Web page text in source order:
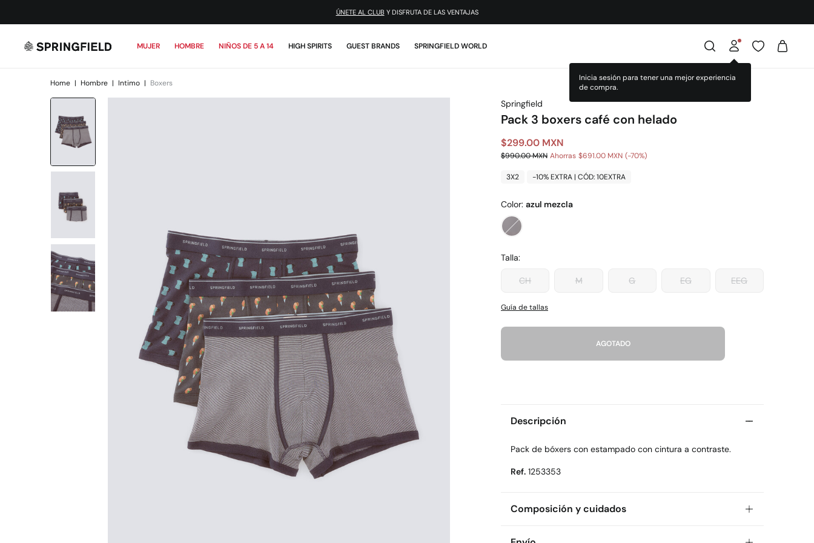
ÚNETE AL CLUB Y DISFRUTA DE LAS VENTAJAS
MUJER HOMBRE NIÑOS DE 5 A 14 HIGH SPIRITS GUEST BRANDS SPRINGFIELD WORLD
Inicia sesión para tener una mejor experiencia
de compra.
Home | Hombre | Intimo | Boxers
Springfield
Pack 3 boxers café con helado
$299.00 MXN
$990.00 MXN Ahorras $691.00 MXN 70
3X2 -10% EXTRA | CÓD: 10EXTRA
Color: azul mezcla
Talla:
CH M G EG EEG
Guía de tallas
AGOTADO
Descripción
Pack de bóxers con estampado con cintura a contraste.
Ref. 1253353
Composición y cuidados
Composición